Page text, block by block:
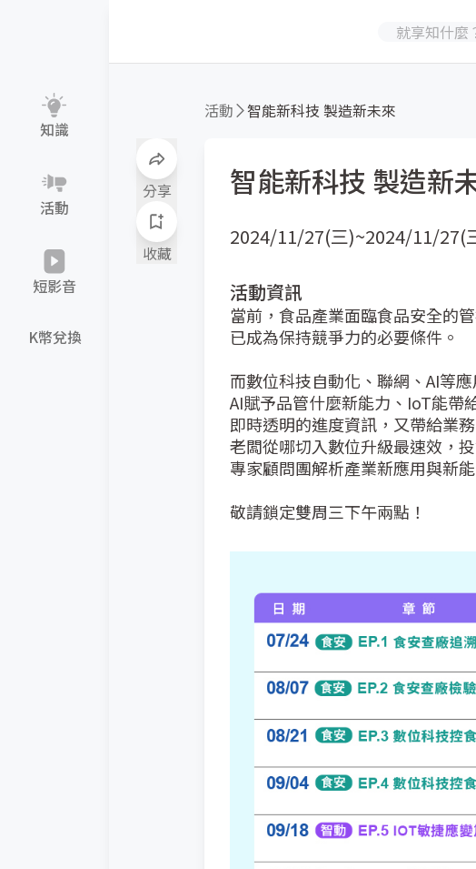
知識
活動
短影音
K幣兌換
分享
收藏
活動 智能新科技 製造新未來
智能新科技 製造新
2024/11/27(三)~2024/11/27(
活動資訊
當前，食品產業面臨食品安全的
已成為保持競爭力的必要條件。
而數位科技自動化、聯網、AI等
AI賦予品管什麼新能力、IoT能帶
即時透明的進度資訊，又帶給業
老闆從哪切入數位升級最速效，
專家顧問團解析產業新應用與新
敬請鎖定雙周三下午兩點！